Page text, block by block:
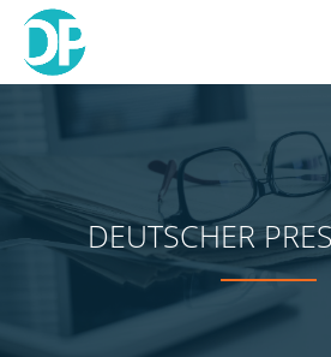
Skip
to
DEUTSCHER